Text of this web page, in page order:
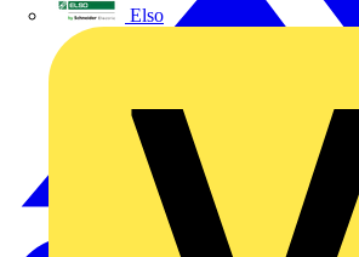
Elso